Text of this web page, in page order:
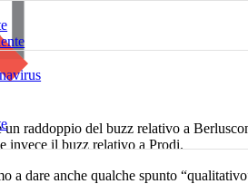
raddoppio del buzz relativo a
invece il buzz relativo a Prodi.
a dare anche qualche spunto